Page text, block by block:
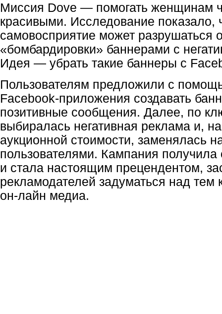
Миссия Dove — помогать женщинам
красивыми. Исследование показало,
самовосприятие может разрушаться
«бомбардировки» баннерами с
Идея — убрать такие баннеры с
Пользователям предложили с
Facebook-приложения создавать
позитивные сообщения. Далее, по
выбиралась негативная реклама и,
аукционной стоимости, заменялась
пользователями. Кампания получила
и стала настоящим прецендентом,
рекламодателей задуматься над тем
он-лайн медиа.